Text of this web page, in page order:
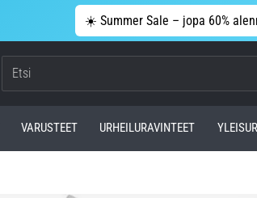
☀️ Summer Sale – jopa 60%
VARUSTEET URHEILURAVINTEET